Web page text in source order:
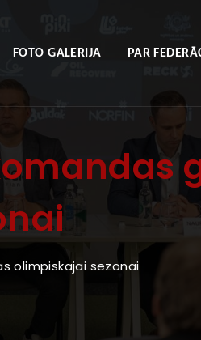
FOTO GALERIJA PAR
olimpiskajai sezonai